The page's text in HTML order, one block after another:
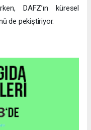
DAFZ’ın küresel
de pekiştiriyor.